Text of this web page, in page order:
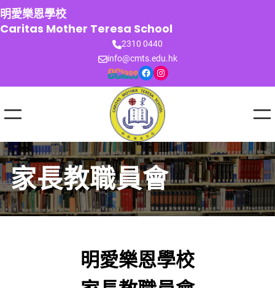
跳
至
主
明愛樂恩學校
Caritas Mother Teresa School
2310 0440
info@cmts.edu.hk
Facebook Instagram
家長教職員會
明愛樂恩學校